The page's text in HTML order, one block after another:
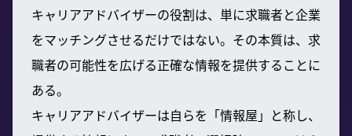
キャリアアドバイザーの役割は、単に求職者と企業
をマッチングさせるだけではない。その本質は、求
職者の可能性を広げる正確な情報を提供することに
ある。
キャリアアドバイザーは自らを「情報屋」と称し、